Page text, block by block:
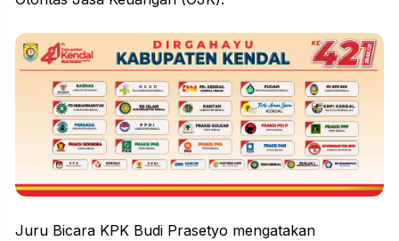
Juru Bicara KPK Budi Prasetyo mengatakan